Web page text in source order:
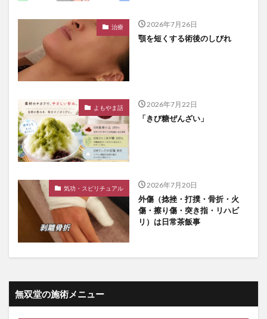
治療 2026年7月26日
顎を短くする術後のしびれ
よもやま話 2026年7月22日
「きび糖ぜんざい」
気功・スピリチュアル 2026年7月20日
外傷（捻挫・打撲・骨折・火
傷・擦り傷・突き指・リハビ
リ）は日常茶飯事
無双堂の施術メニュー